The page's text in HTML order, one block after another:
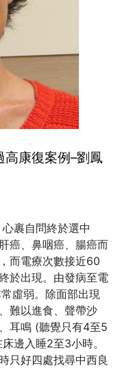
康復案例–劉鳳
裹自問終於選中
癌、鼻咽癌、腸癌而
而電療次數接近60
於出現。由發病至電
虛弱。除面部出現
難以進食、聲帶沙
耳鳴 (聽覺只有4至5
邊入睡2至3小時。
只好四處找尋中西良